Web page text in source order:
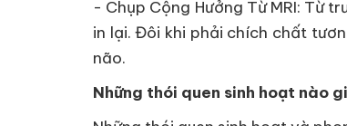
- Chụp Cộng Hưởng Từ MRI: Từ
in lại. Đôi khi phải chích chất
não.
Những thói quen sinh hoạt nào